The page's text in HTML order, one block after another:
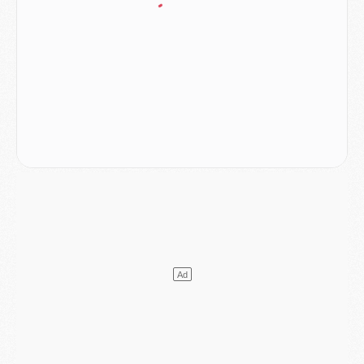
- Après Pacho, d'autres retours en vue
- [MAJ] Ndjantou et deux jeunes du PSG annoncés dans un tournoi U21